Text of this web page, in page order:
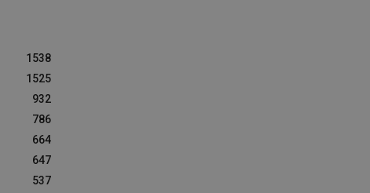
1538
1525
932
786
664
647
537